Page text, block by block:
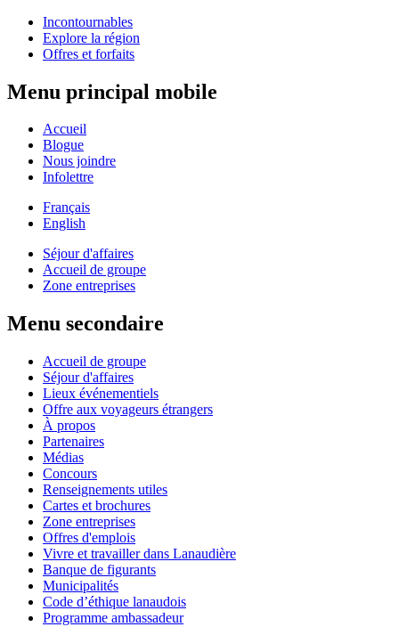
Incontournables
Explore la région
Offres et forfaits
Menu principal mobile
Accueil
Blogue
Nous joindre
Infolettre
Français
English
Séjour d'affaires
Accueil de groupe
Zone entreprises
Menu secondaire
Accueil de groupe
Séjour d'affaires
Lieux événementiels
Offre aux voyageurs étrangers
À propos
Partenaires
Médias
Concours
Renseignements utiles
Cartes et brochures
Zone entreprises
Offres d'emplois
Vivre et travailler dans Lanaudière
Banque de figurants
Municipalités
Code d’éthique lanaudois
Programme ambassadeur